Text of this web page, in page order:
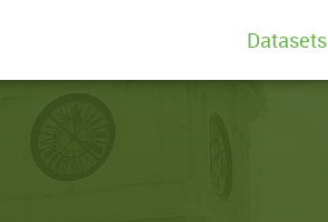
Datasets